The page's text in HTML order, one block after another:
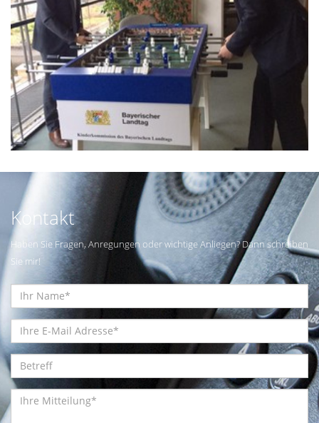
Kontakt
Haben Sie Fragen, Anregungen oder wichtige Anliegen? Dann schreiben
Sie mir!